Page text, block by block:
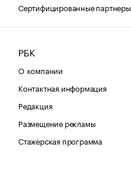
Сертифицированные партнеры
РБК
О компании
Контактная информация
Редакция
Размещение рекламы
Стажерская программа